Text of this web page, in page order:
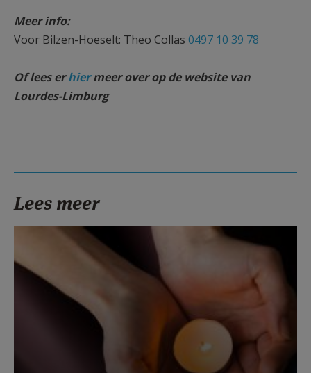
Meer info:
Voor Bilzen-Hoeselt: Theo Collas 0497 10 39 78
Of lees erhiermeer over op de website van
Lourdes-Limburg
Lees meer